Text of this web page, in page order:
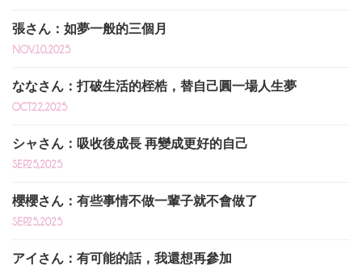
張さん：如夢一般的三個月
NOV.10,2025
ななさん：打破生活的桎梏，替自己圓一場人生夢
OCT.22,2025
シャさん：吸收後成長 再變成更好的自己
SEP.25,2025
櫻櫻さん：有些事情不做一輩子就不會做了
SEP.25,2025
アイさん：有可能的話，我還想再參加